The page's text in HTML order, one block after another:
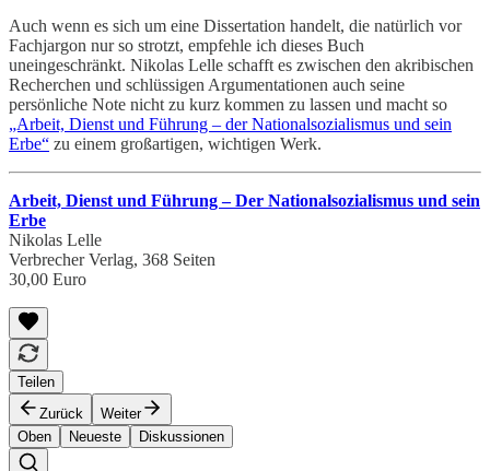
Auch wenn es sich um eine Dissertation handelt, die natürlich vor
Fachjargon nur so strotzt, empfehle ich dieses Buch
uneingeschränkt. Nikolas Lelle schafft es zwischen den akribischen
Recherchen und schlüssigen Argumentationen auch seine
persönliche Note nicht zu kurz kommen zu lassen und macht so
„Arbeit, Dienst und Führung – der Nationalsozialismus und sein
Erbe“ zu einem großartigen, wichtigen Werk.
Arbeit, Dienst und Führung – Der Nationalsozialismus und sein
Erbe
Nikolas Lelle
Verbrecher Verlag, 368 Seiten
30,00 Euro
Teilen
Zurück
Weiter
Oben
Neueste Diskussionen